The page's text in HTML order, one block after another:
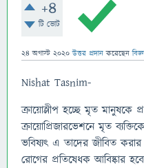
+4
টি ভোট
24 অগাস্ট 2020 উত্তর প্রদান করেছেন
Nishat Tasnim-
ক্রায়োস্লীপ হচ্ছে মৃত মানুষকে
ক্রায়োপ্রিজারভেশনে মৃত
ভবিষ্যৎ এ তাদের জীবিত করার
রোগের প্রতিষেধক আবিষ্কার